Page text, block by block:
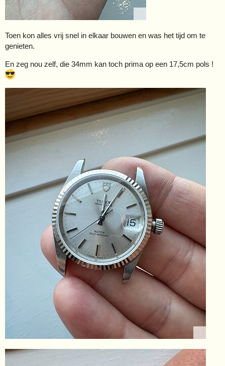
Toen kon alles vrij snel in elkaar bouwen en was het tijd om te
genieten.
En zeg nou zelf, die 34mm kan toch prima op een 17,5cm pols !